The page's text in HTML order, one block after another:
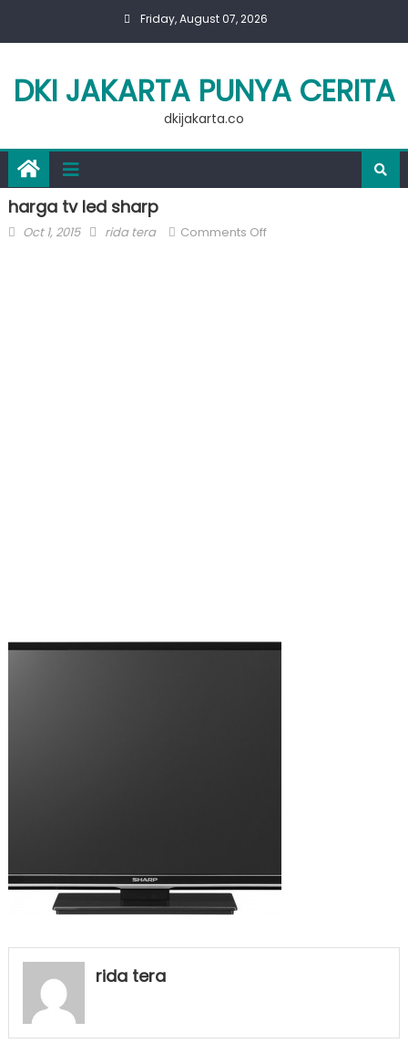
Friday, August 07, 2026
DKI JAKARTA PUNYA CERITA
dkijakarta.co
harga tv led sharp
Posted
Oct 1, 2015 Author
rida tera Comments Offon
rida tera